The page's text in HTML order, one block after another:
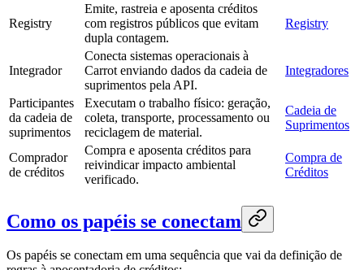
Registry
Emite, rastreia e aposenta créditos
com registros públicos que evitam
dupla contagem.
Registry
Integrador
Conecta sistemas operacionais à
Carrot enviando dados da cadeia de
suprimentos pela API.
Integradores
Participantes
da cadeia de
suprimentos
Executam o trabalho físico: geração,
coleta, transporte, processamento ou
reciclagem de material.
Cadeia de
Suprimentos
Comprador
de créditos
Compra e aposenta créditos para
reivindicar impacto ambiental
verificado.
Compra de
Créditos
Como os papéis se conectam
Os papéis se conectam em uma sequência que vai da definição de